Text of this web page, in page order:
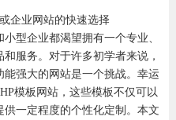
企业网站的快速选择
型企业都渴望拥有一个专业、
服务。对于许多初学者来说，
强大的网站是一个挑战。幸运
模板网站，这些模板不仅可以
一定程度的个性化定制。本文